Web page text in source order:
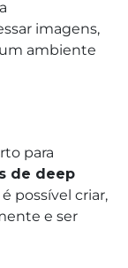
imagens,
ambiente
para
de deep
é possível criar,
e ser